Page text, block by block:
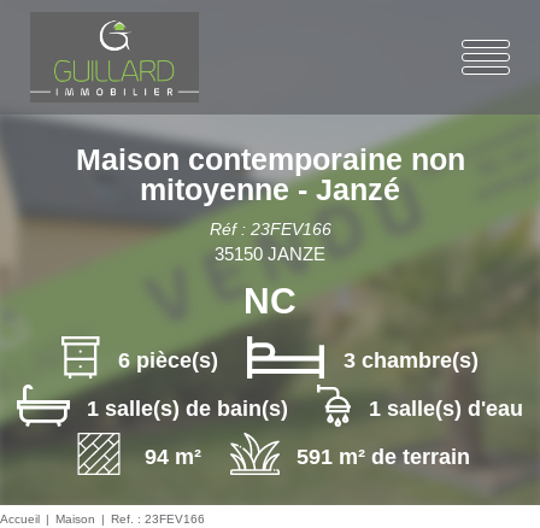
Maison contemporaine non
mitoyenne - Janzé
Réf : 23FEV166
35150 JANZE
NC
6 pièce(s)
3 chambre(s)
1 salle(s) de bain(s)
1 salle(s) d'eau
94 m²
591 m² de terrain
Accueil Maison Ref. : 23FEV166